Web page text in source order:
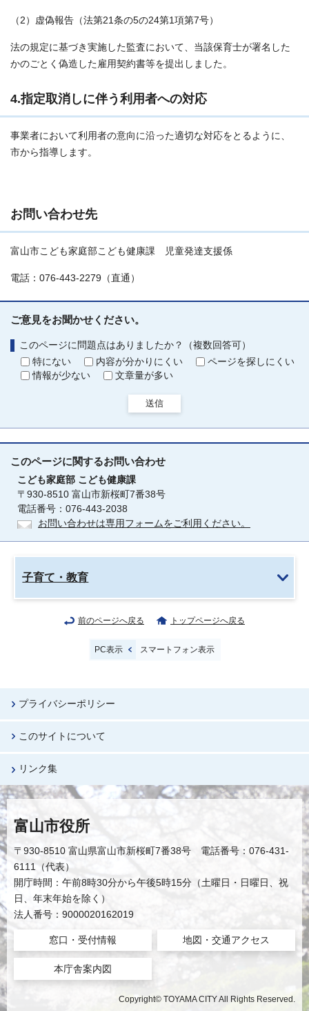
（2）虚偽報告（法第21条の5の24第1項第7号）
法の規定に基づき実施した監査において、当該保育士が署名した
かのごとく偽造した雇用契約書等を提出しました。
4.指定取消しに伴う利用者への対応
事業者において利用者の意向に沿った適切な対応をとるように、
市から指導します。
お問い合わせ先
富山市こども家庭部こども健康課 児童発達支援係
電話：076-443-2279（直通）
ご意見をお聞かせください。
このページに問題点はありましたか？（複数回答可）
特にない
内容が分かりにくい
ページを探しにくい
情報が少ない
文章量が多い
送信
このページに関するお問い合わせ
こども家庭部 こども健康課
〒930-8510 富山市新桜町7番38号
電話番号：076-443-2038
お問い合わせは専用フォームをご利用ください。
子育て・教育
前のページへ戻る トップページへ戻る
PC表示 スマートフォン表示
プライバシーポリシー
このサイトについて
リンク集
富山市役所
〒930-8510 富山県富山市新桜町7番38号 電話番号：076-431-
6111（代表）
開庁時間：午前8時30分から午後5時15分（土曜日・日曜日、祝
日、年末年始を除く）
法人番号：9000020162019
窓口・受付情報 地図・交通アクセス
本庁舎案内図
Copyright© TOYAMA CITY All Rights Reserved.